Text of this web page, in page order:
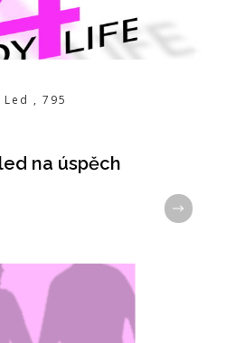
Led ,795
na úspěch